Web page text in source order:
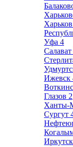
Харьков
Уфа 4
Салават
Ижевск
Глазов 2
Ханты-
Сургут